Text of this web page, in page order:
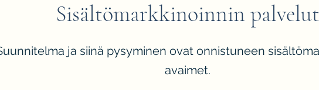
Sisältömarkkinoinnin palvelut
ja siinä pysyminen ovat onnistuneen
avaimet.